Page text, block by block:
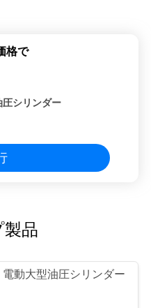
格で
圧シリンダー
製品
電動大型油圧シリンダー